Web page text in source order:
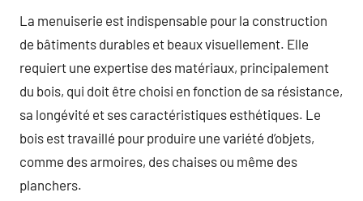
La menuiserie est indispensable pour la construction
de bâtiments durables et beaux visuellement. Elle
requiert une expertise des matériaux, principalement
du bois, qui doit être choisi en fonction de sa résistance,
sa longévité et ses caractéristiques esthétiques. Le
bois est travaillé pour produire une variété d’objets,
comme des armoires, des chaises ou même des
planchers.